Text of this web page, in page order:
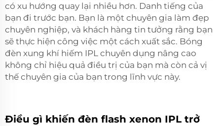
có xu hướng quay lại nhiều hơn. Danh tiếng của
bạn đi trước bạn. Bạn là một chuyên gia làm đẹp
chuyên nghiệp, và khách hàng tin tưởng rằng bạn
sẽ thực hiện công việc một cách xuất sắc. Bóng
đèn xung khí hiếm IPL chuyên dụng nâng cao
không chỉ hiệu quả điều trị của bạn mà còn cả vị
thế chuyên gia của bạn trong lĩnh vực này.
Điều gì khiến đèn flash xenon IPL trở